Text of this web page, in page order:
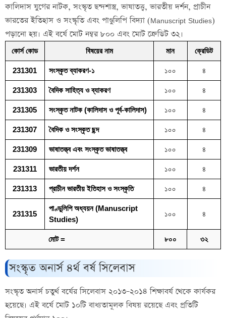
কালিদাস যুগের নাটক, সংস্কৃত ছন্দশাস্ত্র, ভাষাতত্ত্ব, ভারতীয় দর্শন, প্রাচীন
ভারতের ইতিহাস ও সংস্কৃতি এবং পাণ্ডুলিপি বিদ্যা (Manuscript Studies)
পড়ানো হয়। এই বর্ষে মোট নম্বর ৮০০ এবং মোট ক্রেডিট ৩২।
কোর্স কোড বিষয়ের নাম মান ক্রেডিট
231301 সংস্কৃত ব্যাকরণ-১ ১০০ ৪
231303 বৈদিক সাহিত্য ও ব্যাকরণ ১০০ ৪
231305 সংস্কৃত নাটক (কালিদাস ও পূর্ব-কালিদাস) ১০০ ৪
231307 বৈদিক ও সংস্কৃত ছন্দ ১০০ ৪
231309 ভাষাতত্ত্ব এবং সংস্কৃত ভাষাতত্ত্ব ১০০ ৪
231311 ভারতীয় দর্শন ১০০ ৪
231313 প্রাচীন ভারতীয় ইতিহাস ও সংস্কৃতি ১০০ ৪
231315
পাণ্ডুলিপি অধ্যয়ন (Manuscript
Studies)
১০০ ৪
মোট = ৮০০ ৩২
সংস্কৃত অনার্স ৪র্থ বর্ষ সিলেবাস
সংস্কৃত অনার্স চতুর্থ বর্ষের সিলেবাস ২০১৩–২০১৪ শিক্ষাবর্ষ থেকে কার্যকর
হয়েছে। এই বর্ষে মোট ১০টি বাধ্যতামূলক বিষয় রয়েছে এবং প্রতিটি